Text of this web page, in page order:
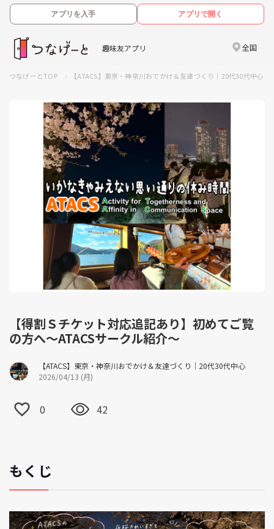
アプリを入手 アプリで開く
趣味友アプリ 全国
つなげーとTOP 【ATACS】東京・神奈川おでかけ＆友達づくり｜20代30代中心
【得割Ｓチケット対応追記あり】初めてご覧
の方へ〜ATACSサークル紹介〜
【ATACS】東京・神奈川おでかけ＆友達づくり｜20代30代中心
2026/04/13 (月)
0 42
もくじ